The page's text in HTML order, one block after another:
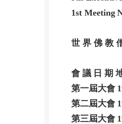
1st Meeting
世 界 佛 教
會 議 日 期
第一屆大會
第二屆大會
第三屆大會